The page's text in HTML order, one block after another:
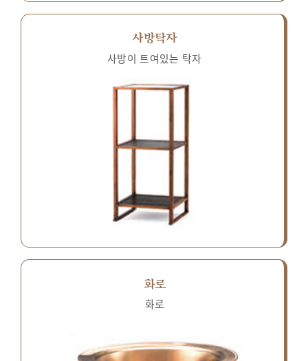
사방탁자
사방이 트여있는 탁자
화로
화로